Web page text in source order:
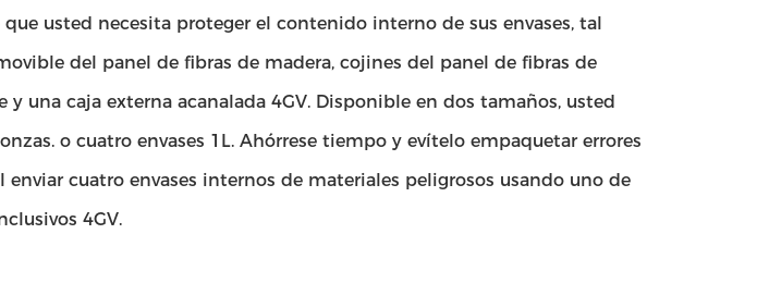
usted necesita proteger el contenido interno de sus envases, tal
del panel de fibras de madera, cojines del panel de fibras de
y una caja externa acanalada 4GV. Disponible en dos tamaños, usted
o cuatro envases 1L. Ahórrese tiempo y evítelo empaquetar errores
cuatro envases internos de materiales peligrosos usando uno de
4GV.